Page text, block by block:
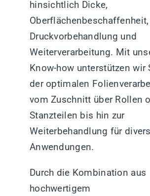
hinsichtlich Dicke,
Oberflächenbeschaffenheit,
Druckvorbehandlung und
Weiterverarbeitung. Mit
Know-how unterstützen wir
der optimalen
vom Zuschnitt über Rollen
Stanzteilen bis hin zur
Weiterbehandlung für
Anwendungen.
Durch die Kombination aus
hochwertigem